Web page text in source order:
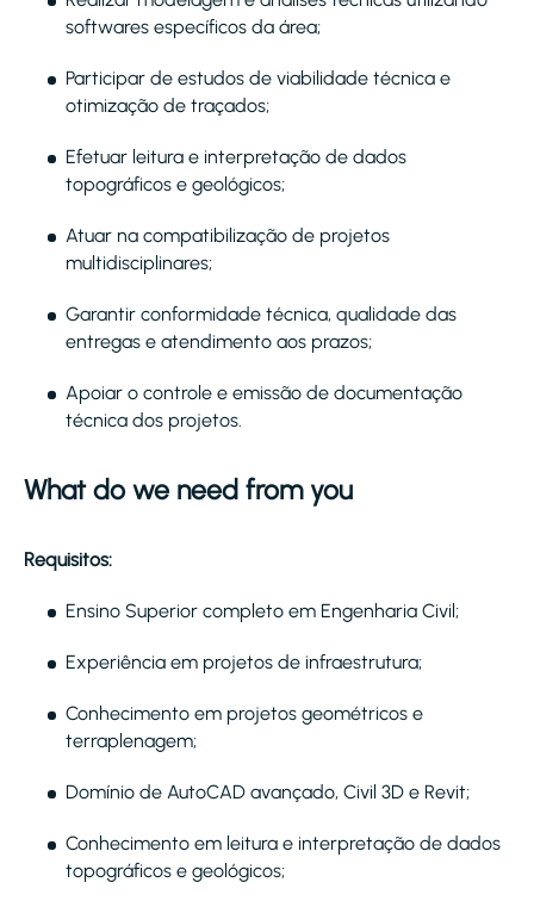
softwares específicos da área;
Participar de estudos de viabilidade técnica e
otimização de traçados;
Efetuar leitura e interpretação de dados
topográficos e geológicos;
Atuar na compatibilização de projetos
multidisciplinares;
Garantir conformidade técnica, qualidade das
entregas e atendimento aos prazos;
Apoiar o controle e emissão de documentação
técnica dos projetos.
What do we need from you
Requisitos:
Ensino Superior completo em Engenharia Civil;
Experiência em projetos de infraestrutura;
Conhecimento em projetos geométricos e
terraplenagem;
Domínio de AutoCAD avançado, Civil 3D e Revit;
Conhecimento em leitura e interpretação de dados
topográficos e geológicos;